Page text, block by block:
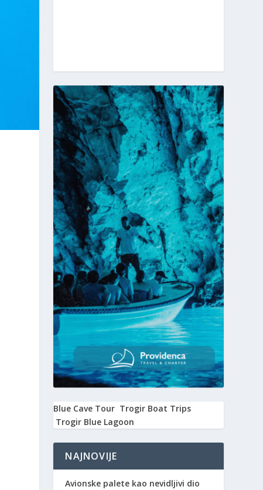
Blue Cave Tour Trogir Boat Trips
Trogir Blue Lagoon
NAJNOVIJE
Avionske palete kao nevidljivi dio